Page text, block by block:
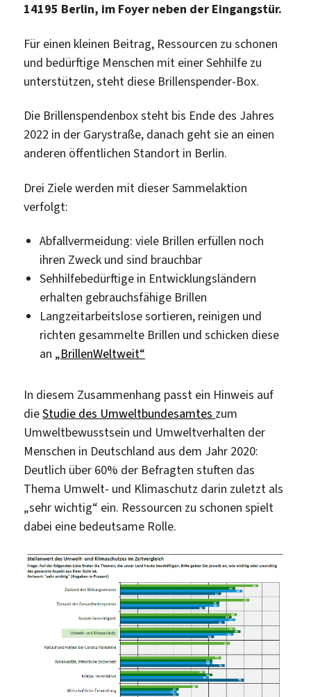
14195 Berlin, im Foyer neben der Eingangstür.
Für einen kleinen Beitrag, Ressourcen zu schonen
und bedürftige Menschen mit einer Sehhilfe zu
unterstützen, steht diese Brillenspender-Box.
Die Brillenspendenbox steht bis Ende des Jahres
2022 in der Garystraße, danach geht sie an einen
anderen öffentlichen Standort in Berlin.
Drei Ziele werden mit dieser Sammelaktion
verfolgt:
Abfallvermeidung: viele Brillen erfüllen noch
ihren Zweck und sind brauchbar
Sehhilfebedürftige in Entwicklungsländern
erhalten gebrauchsfähige Brillen
Langzeitarbeitslose sortieren, reinigen und
richten gesammelte Brillen und schicken diese
an „BrillenWeltweit“
In diesem Zusammenhang passt ein Hinweis auf
dieStudie des Umweltbundesamtes zum
Umweltbewusstsein und Umweltverhalten der
Menschen in Deutschland aus dem Jahr 2020:
Deutlich über 60% der Befragten stuften das
Thema Umwelt- und Klimaschutz darin zuletzt als
„sehr wichtig“ ein. Ressourcen zu schonen spielt
dabei eine bedeutsame Rolle.